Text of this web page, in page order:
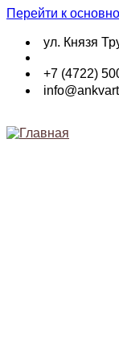
Перейти к
ул. Князя
+7 (4722)